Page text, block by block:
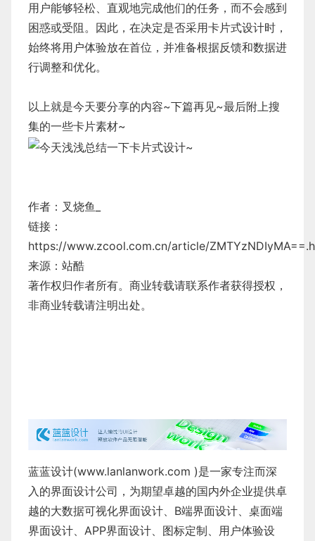
用户能够轻松、直观地完成他们的任务，而不会感到
困惑或受阻。因此，在决定是否采用卡片式设计时，
始终将用户体验放在首位，并准备根据反馈和数据进
行调整和优化。
以上就是今天要分享的内容~下篇再见~最后附上搜
集的一些卡片素材~
作者： 叉烧鱼_
链接：
https://www.zcool.com.cn/article/
来源：站酷
著作权归作者所有。商业转载请联系作者获得授权，
非商业转载请注明出处。
蓝蓝设计(www.lanlanwork.com )是一家专注而深
入的界面设计公司，为期望卓越的国内外企业提供卓
越的大数据可视化界面设计 B端界面设计
桌面端
界面设计
APP界面设计 图标定制
用户体验设